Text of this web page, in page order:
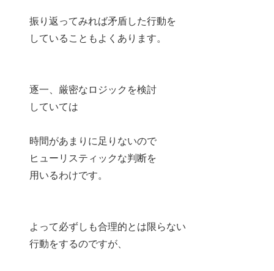
振り返ってみれば矛盾した行動を
していることもよくあります。
逐一、厳密なロジックを検討
していては
時間があまりに足りないので
ヒューリスティックな判断を
用いるわけです。
よって必ずしも合理的とは限らない
行動をするのですが、